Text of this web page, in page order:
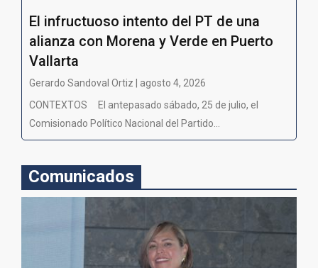
El infructuoso intento del PT de una
alianza con Morena y Verde en Puerto
Vallarta
Gerardo Sandoval Ortiz | agosto 4, 2026
CONTEXTOS El antepasado sábado, 25 de julio, el
Comisionado Político Nacional del Partido...
Comunicados